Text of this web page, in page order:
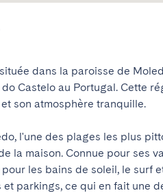
dans la paroisse de
Castelo au Portugal. Cette
son atmosphère tranquille.
l'une des plages les plus
la maison. Connue pour ses
les bains de soleil, le surf
et parkings, ce qui en fait une